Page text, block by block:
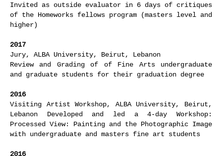
Invited as outside evaluator in 6 days of critiques
of the Homeworks fellows program (masters level and
higher)
2017
Jury, ALBA University, Beirut, Lebanon
Review and Grading of of Fine Arts undergraduate
and graduate students for their graduation degree
2016
Visiting Artist Workshop, ALBA University, Beirut,
Lebanon Developed and led a 4-day Workshop:
Processed View: Painting and the Photographic Image
with undergraduate and masters fine art students
2016